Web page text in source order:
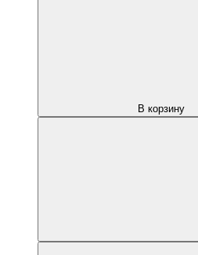
В корзину